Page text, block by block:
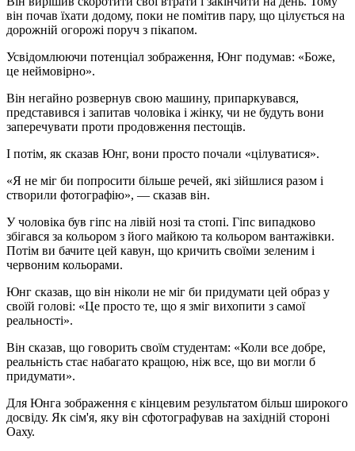
він почав їхати додому, поки не помітив пару, що цілується на
дорожній огорожі поруч з пікапом.
Усвідомлюючи потенціал зображення, Юнг подумав: «Боже,
це неймовірно».
Він негайно розвернув свою машину, припаркувався,
представився і запитав чоловіка і жінку, чи не будуть вони
заперечувати проти продовження пестощів.
І потім, як сказав Юнг, вони просто почали «цілуватися».
«Я не міг би попросити більше речей, які зійшлися разом і
створили фотографію», — сказав він.
У чоловіка був гіпс на лівій нозі та стопі. Гіпс випадково
збігався за кольором з його майкою та кольором вантажівки.
Потім ви бачите цей кавун, що кричить своїми зеленим і
червоним кольорами.
Юнг сказав, що він ніколи не міг би придумати цей образ у
своїй голові: «Це просто те, що я зміг вихопити з самої
реальності».
Він сказав, що говорить своїм студентам: «Коли все добре,
реальність стає набагато кращою, ніж все, що ви могли б
придумати».
Для Юнга зображення є кінцевим результатом більш широкого
досвіду. Як сім'я, яку він сфотографував на західній стороні
Оаху.